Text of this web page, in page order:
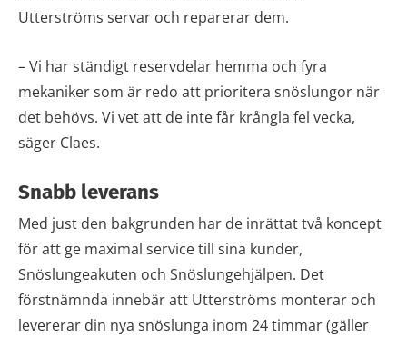
Utterströms servar och reparerar dem.
– Vi har ständigt reservdelar hemma och fyra
mekaniker som är redo att prioritera snöslungor när
det behövs. Vi vet att de inte får krångla fel vecka,
säger Claes.
Snabb leverans
Med just den bakgrunden har de inrättat två koncept
för att ge maximal service till sina kunder,
Snöslungeakuten och Snöslungehjälpen. Det
förstnämnda innebär att Utterströms monterar och
levererar din nya snöslunga inom 24 timmar (gäller